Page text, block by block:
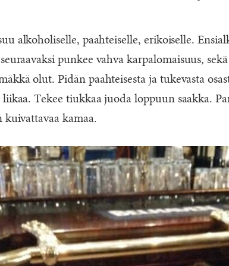
alkoholiselle, paahteiselle, erikoiselle.
punkee vahva karpalomaisuus,
olut. Pidän paahteisesta ja tukevasta
Tekee tiukkaa juoda loppuun saakka.
kuivattavaa kamaa.